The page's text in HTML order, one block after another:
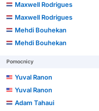
Maxwell Rodrigues
Maxwell Rodrigues
Mehdi Bouhekan
Mehdi Bouhekan
Pomocnicy
Yuval Ranon
Yuval Ranon
Adam Tahaui